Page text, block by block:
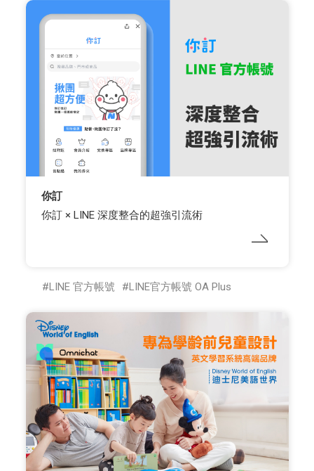
你訂
你訂 × LINE 深度整合的超強引流術
LINE 官方帳號 LINE官方帳號 OA Plus